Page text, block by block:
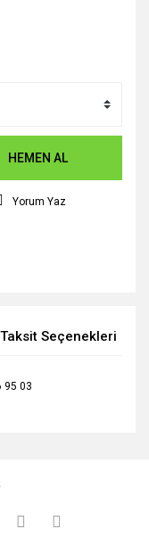
HEMEN AL
Yorum Yaz
Taksit Seçenekleri
95 03